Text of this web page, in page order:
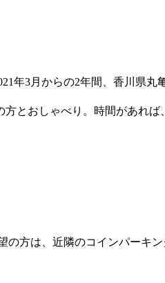
年3月からの2年間、香川県丸
とおしゃべり。時間があれ
方は、近隣のコインパーキ